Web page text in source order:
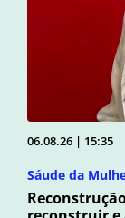
06.08.26 | 15:35
Sáude da